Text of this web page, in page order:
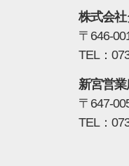
株式会
〒646-
TEL：
新宮営業
〒647-
TEL：